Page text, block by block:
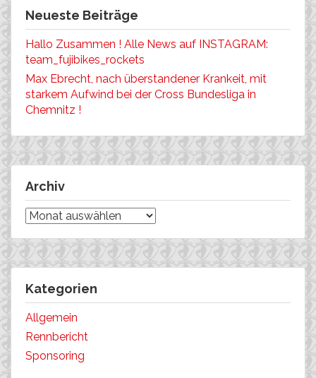
Neueste Beiträge
Hallo Zusammen ! Alle News auf INSTAGRAM:
team_fujibikes_rockets
Max Ebrecht, nach überstandener Krankeit, mit
starkem Aufwind bei der Cross Bundesliga in
Chemnitz !
Archiv
Archiv
Kategorien
Allgemein
Rennbericht
Sponsoring